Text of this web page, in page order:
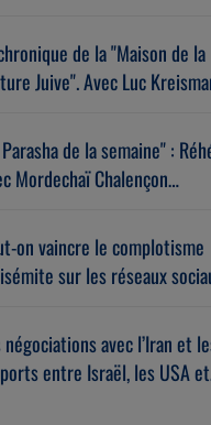
de la "Maison de la
Juive". Avec Luc
de la semaine" :
Mordechaï Chalençon
on vaincre le complotisme
sur les réseaux
08/2026)
négociations avec l’Iran et
entre Israël, les USA et